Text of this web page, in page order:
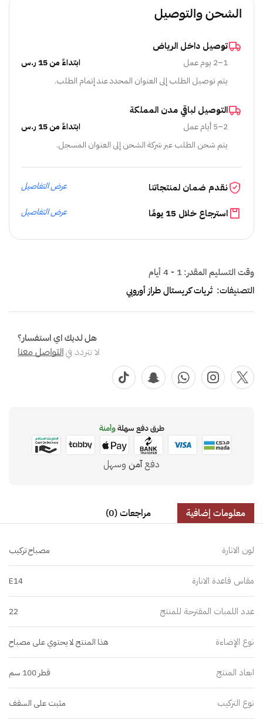
الشحن والتوصيل
توصيل داخل الرياض
1–2 يوم عمل
ابتداءً من 15 ر.س
يتم توصيل الطلب إلى العنوان المحدد عند إتمام الطلب.
التوصيل لباقي مدن المملكة
2–5 أيام عمل
ابتداءً من 15 ر.س
يتم شحن الطلب عبر شركة الشحن إلى العنوان المسجل.
نقدم ضمان لمنتجاتنا عرض التفاصيل
استرجاع خلال 15 يومًا عرض التفاصيل
وقت التسليم المقدر:1 - 4 أيام
التصنيفات: ثريات كريستال طراز أوروبي
هل لديك اي استفسار؟
لا تتردد فيالتواصل معنا
طرق دفع سهلةوآمنة
دفعآمن وسهل
معلومات إضافية مراجعات (0)
لون الانارة مصباح تركيب
مقاس قاعدة الانارة E14
عدد اللمبات المقترحة للمنتج 22
نوع الإضاءة هذا المنتج لا يحتوي على مصباح
ابعاد المنتج قطر 100 سم
نوع التركيب مثبت على السقف